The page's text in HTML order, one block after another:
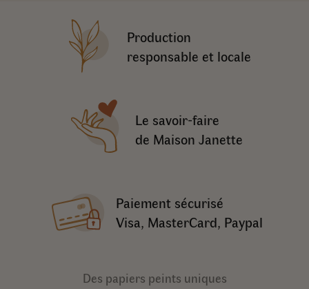
Production
responsable et locale
Le savoir-faire
de Maison Janette
Paiement sécurisé
Visa, MasterCard, Paypal
Des papiers peints uniques